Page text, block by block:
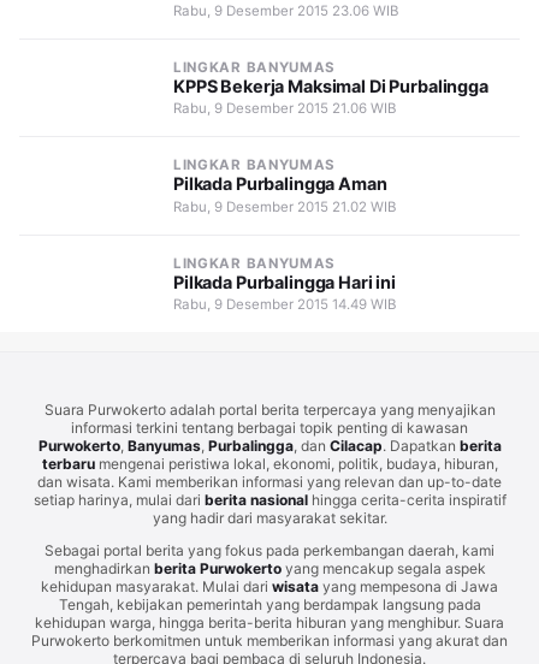
Rabu, 9 Desember 2015 23.06 WIB
LINGKAR BANYUMAS
KPPS Bekerja Maksimal Di Purbalingga
Rabu, 9 Desember 2015 21.06 WIB
LINGKAR BANYUMAS
Pilkada Purbalingga Aman
Rabu, 9 Desember 2015 21.02 WIB
LINGKAR BANYUMAS
Pilkada Purbalingga Hari ini
Rabu, 9 Desember 2015 14.49 WIB
Suara Purwokerto adalah portal berita terpercaya yang menyajikan
informasi terkini tentang berbagai topik penting di kawasan
Purwokerto, Banyumas, Purbalingga, dan Cilacap. Dapatkan berita
terbarumengenai peristiwa lokal, ekonomi, politik, budaya, hiburan,
dan wisata. Kami memberikan informasi yang relevan dan up-to-date
setiap harinya, mulai dari berita nasionalhingga cerita-cerita inspiratif
yang hadir dari masyarakat sekitar.
Sebagai portal berita yang fokus pada perkembangan daerah, kami
menghadirkan berita Purwokertoyang mencakup segala aspek
kehidupan masyarakat. Mulai dari wisata yang mempesona di Jawa
Tengah, kebijakan pemerintah yang berdampak langsung pada
kehidupan warga, hingga berita-berita hiburan yang menghibur. Suara
Purwokerto berkomitmen untuk memberikan informasi yang akurat dan
terpercaya bagi pembaca di seluruh Indonesia.